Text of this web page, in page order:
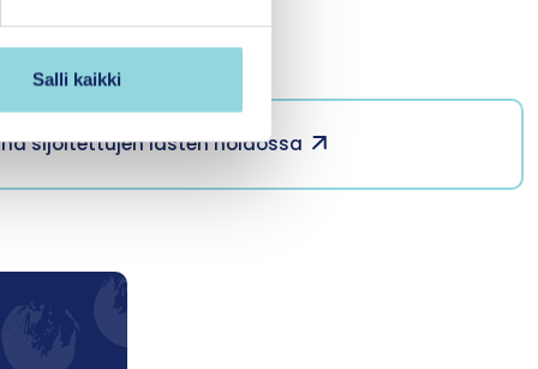
Salli kaikki
sijoitettujen lasten hoidossa